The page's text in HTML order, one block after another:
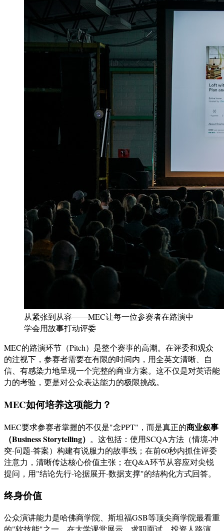
从紧张到从容——MEC让每一位参赛者在路演中
学会用故事打动评委
MEC的路演环节（Pitch）是整个赛事的高潮。在评委和观众
的注视下，参赛者需要在有限的时间内，用全英文清晰、自
信、有感染力地呈现一个完整的商业方案。这不仅是对英语能
力的考验，更是对公众表达能力的极限挑战。
MEC如何培养这项能力？
MEC要求参赛者掌握的不仅是"念PPT"，而是真正的商业叙事
（Business Storytelling） 。这包括：使用SCQA方法（情境-冲
突-问题-答案）构建有说服力的故事线；在前60秒内抓住评委
注意力，清晰传达核心价值主张；在Q&A环节从容应对尖锐
提问，用"结论先行-论据展开-数据支撑"的结构化方式回答。
终身价值
公众演讲能力是哈佛商学院、斯坦福GSB等顶尖商学院最看重
的"软技能"之一。在大学课堂展示、求职面试、投资人路演、